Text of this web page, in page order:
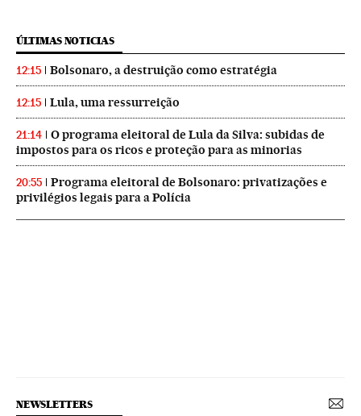
ÚLTIMAS NOTICIAS
12:15 Bolsonaro, a destruição como estratégia
12:15 Lula, uma ressurreição
21:14
O programa eleitoral de Lula da Silva: subidas de
impostos para os ricos e proteção para as minorias
20:55
Programa eleitoral de Bolsonaro: privatizações e
privilégios legais para a Polícia
NEWSLETTERS